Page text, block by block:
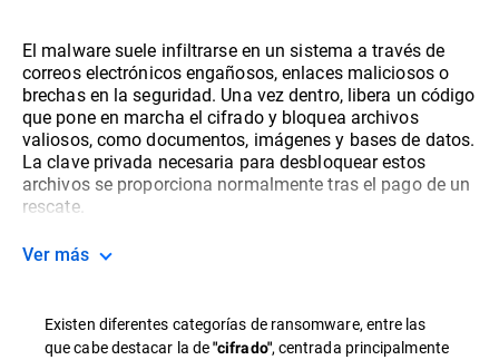
El malware suele infiltrarse en un sistema a través de
correos electrónicos engañosos, enlaces maliciosos o
brechas en la seguridad. Una vez dentro, libera un código
que pone en marcha el cifrado y bloquea archivos
valiosos, como documentos, imágenes y bases de datos.
La clave privada necesaria para desbloquear estos
archivos se proporciona normalmente tras el pago de un
rescate.
Ver más
Existen diferentes categorías de ransomware, entre las
que cabe destacar la de"cifrado", centrada principalmente